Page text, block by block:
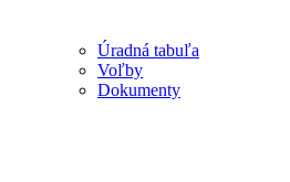
Úradná tabuľa
Voľby
Dokumenty